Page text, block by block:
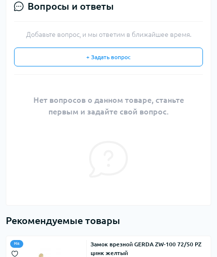
Вопросы и ответы
Добавьте вопрос, и мы ответим в ближайшее время.
+ Задать вопрос
Нет вопросов о данном товаре, станьте
первым и задайте свой вопрос.
Рекомендуемые товары
Hit
Замок врезной GERDA ZW-100 72/50 PZ
цинк желтый